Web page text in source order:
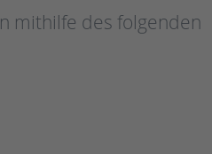
mithilfe des folgenden